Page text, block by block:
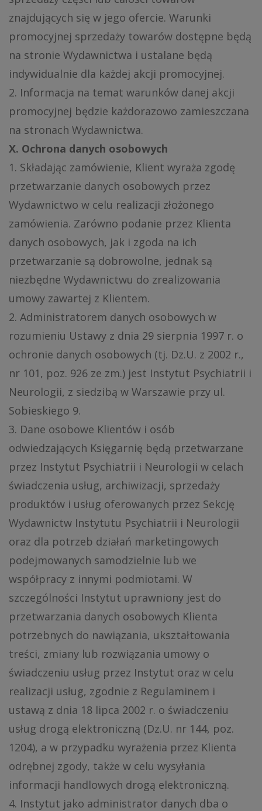
znajdujących się w jego ofercie. Warunki
promocyjnej sprzedaży towarów dostępne będą
na stronie Wydawnictwa i ustalane będą
indywidualnie dla każdej akcji promocyjnej.
2. Informacja na temat warunków danej akcji
promocyjnej będzie każdorazowo zamieszczana
na stronach Wydawnictwa.
X. Ochrona danych osobowych
1. Składając zamówienie, Klient wyraża zgodę
przetwarzanie danych osobowych przez
Wydawnictwo w celu realizacji złożonego
zamówienia. Zarówno podanie przez Klienta
danych osobowych, jak i zgoda na ich
przetwarzanie są dobrowolne, jednak są
niezbędne Wydawnictwu do zrealizowania
umowy zawartej z Klientem.
2. Administratorem danych osobowych w
rozumieniu Ustawy z dnia 29 sierpnia 1997 r. o
ochronie danych osobowych (tj. Dz.U. z 2002 r.,
nr 101, poz. 926 ze zm.) jest Instytut Psychiatrii i
Neurologii, z siedzibą w Warszawie przy ul.
Sobieskiego 9.
3. Dane osobowe Klientów i osób
odwiedzających Księgarnię będą przetwarzane
przez Instytut Psychiatrii i Neurologii w celach
świadczenia usług, archiwizacji, sprzedaży
produktów i usług oferowanych przez Sekcję
Wydawnictw Instytutu Psychiatrii i Neurologii
oraz dla potrzeb działań marketingowych
podejmowanych samodzielnie lub we
współpracy z innymi podmiotami. W
szczególności Instytut uprawniony jest do
przetwarzania danych osobowych Klienta
potrzebnych do nawiązania, ukształtowania
treści, zmiany lub rozwiązania umowy o
świadczeniu usług przez Instytut oraz w celu
realizacji usług, zgodnie z Regulaminem i
ustawą z dnia 18 lipca 2002 r. o świadczeniu
usług drogą elektroniczną (Dz.U. nr 144, poz.
1204), a w przypadku wyrażenia przez Klienta
odrębnej zgody, także w celu wysyłania
informacji handlowych drogą elektroniczną.
4. Instytut jako administrator danych dba o